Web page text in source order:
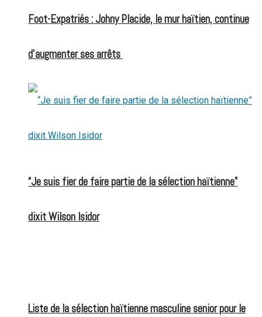
Foot-Expatriés : Johny Placide, le mur haïtien, continue
d’augmenter ses arrêts
“Je suis fier de faire partie de la sélection haïtienne”
dixit Wilson Isidor
Liste de la sélection haïtienne masculine senior pour le